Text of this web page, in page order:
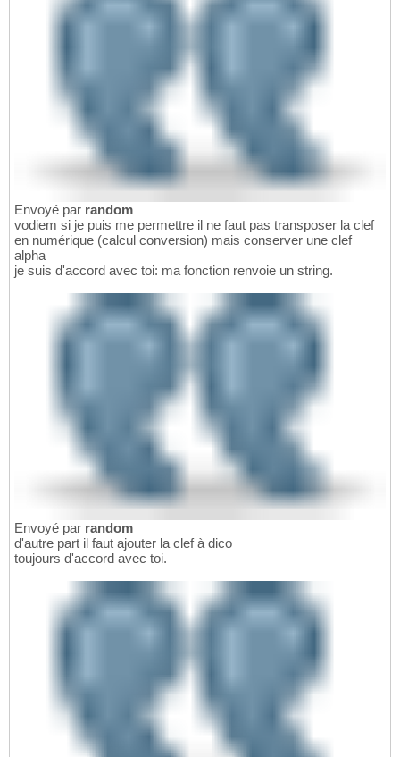
Envoyé par random
vodiem si je puis me permettre il ne faut pas transposer la clef
en numérique (calcul conversion) mais conserver une clef
alpha
je suis d'accord avec toi: ma fonction renvoie un string.
Envoyé par random
d'autre part il faut ajouter la clef à dico
toujours d'accord avec toi.